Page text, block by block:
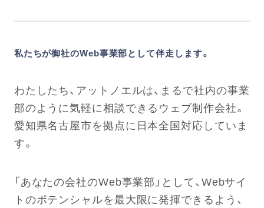
私たちが御社のWeb事業部として伴走します。
わたしたち、アットノエルは、まるで社内の事業
部のように気軽に相談できるウェブ制作会社。
愛知県名古屋市を拠点に日本全国対応していま
す。
「あなたの会社のWeb事業部」として、Webサイ
トのポテンシャルを最大限に発揮できるよう、